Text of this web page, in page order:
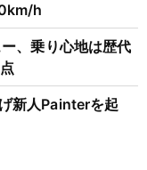
h
、乗り心地は歴代
新人Painterを起